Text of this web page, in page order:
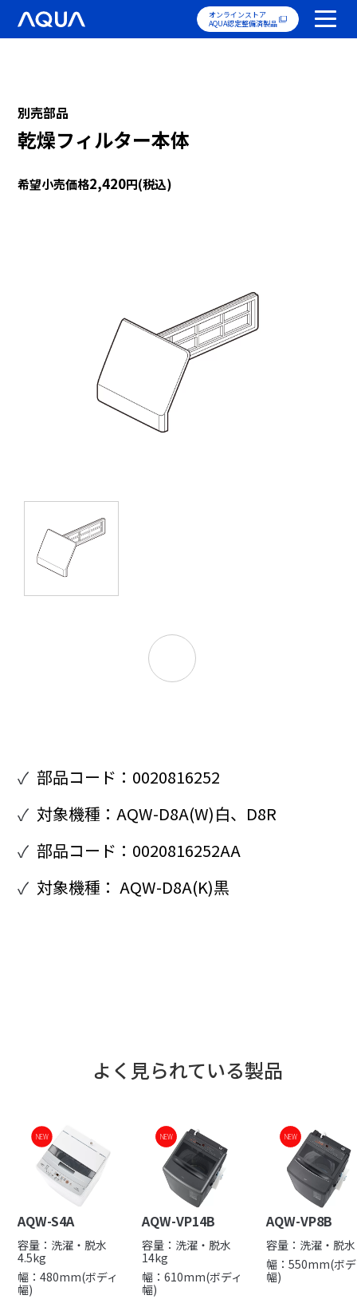
オンラインストア
AQUA認定整備済製品
別売部品
乾燥フィルター本体
希望小売価格2,420円(税込)
部品コード：0020816252
対象機種：AQW-D8A(W)白、D8R
部品コード：0020816252AA
対象機種： AQW-D8A(K)黒
よく見られている製品
NEW
AQW-S4A
容量：洗濯・脱水
4.5kg
幅：480mm(ボディ
幅)
NEW
NEW
AQW-VP14B
容量：洗濯・脱水
14kg
幅：610mm(ボディ
幅)
NEW
NEW
AQW-VP8B
容量：洗濯・脱
幅：550mm(ボ
幅)